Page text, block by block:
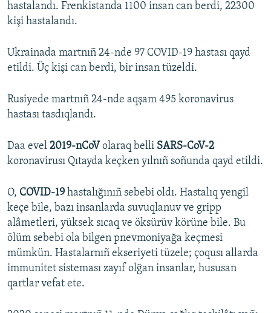
hastalandı. Frenkistanda 1100 insan can berdi, 22300
kişi hastalandı.
Ukrainada martnıñ 24-nde 97 COVID-19 hastası qayd
etildi. Üç kişi can berdi, bir insan tüzeldi.
Rusiyede martnıñ 24-nde aqşam 495 koronavirus
hastası tasdıqlandı.
Daa evel 2019-nCoV olaraq belli SARS-CoV-2
koronavirusı Qıtayda keçken yılnıñ soñunda qayd etildi.
O, COVID-19 hastalığınıñ sebebi oldı. Hastalıq yengil
keçe bile, bazı insanlarda suvuqlanuv ve gripp
alâmetleri, yüksek sıcaq ve öksürüv körüne bile. Bu
ölüm sebebi ola bilgen pnevmoniyağa keçmesi
mümkün. Hastalarnıñ ekseriyeti tüzele; çoqusı allarda
immunitet sisteması zayıf olğan insanlar, hususan
qartlar vefat ete.